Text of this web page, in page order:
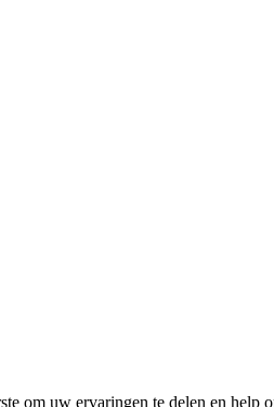
om uw ervaringen te delen en help